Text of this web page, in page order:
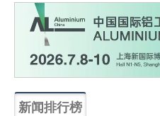
新闻排行榜